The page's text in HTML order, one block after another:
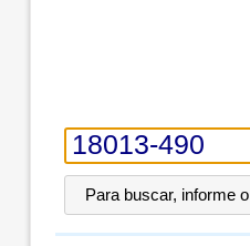
Para buscar, informe